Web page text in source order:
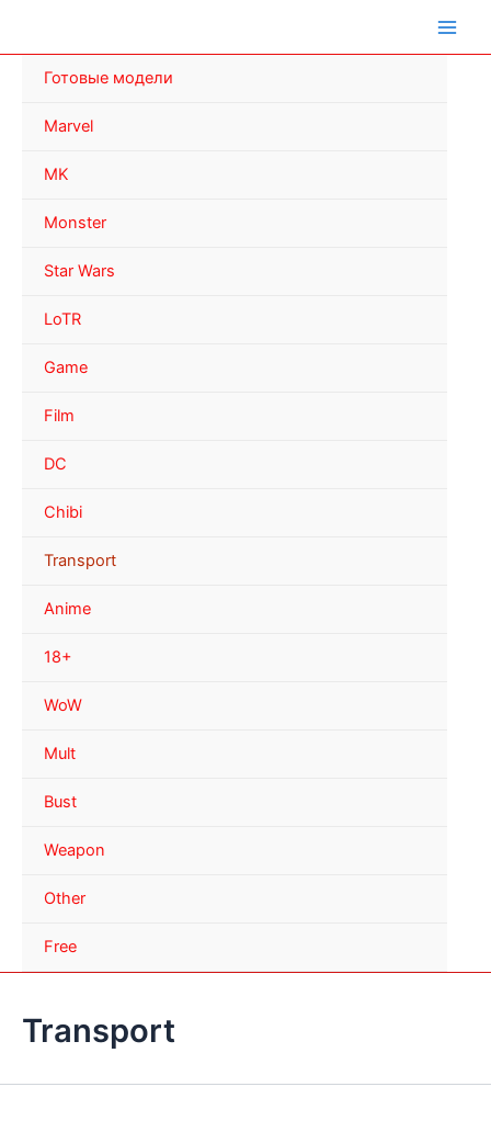
Готовые модели
Marvel
MK
Monster
Star Wars
LoTR
Game
Film
DC
Chibi
Transport
Anime
18+
WoW
Mult
Bust
Weapon
Other
Free
Transport